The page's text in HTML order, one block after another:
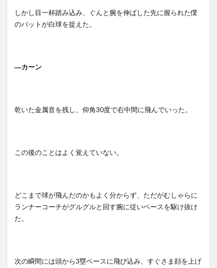
しかし目一杯踏み込み、ぐんと腕を伸ばした先に握られた僕
のバットが白球を捉えた。
―カーン
乾いた金属音を残し、仰角30度で右中間に飛んでいった。
この後のことはよく覚えていない。
どこまで球が飛んだのかもよく分からず、ただがむしゃらに
ランナーコーチがグルグルと回す腕に従いベースを駆け抜け
た。
次の瞬間には頭から3塁ベースに飛び込み、すぐさま顔を上げ